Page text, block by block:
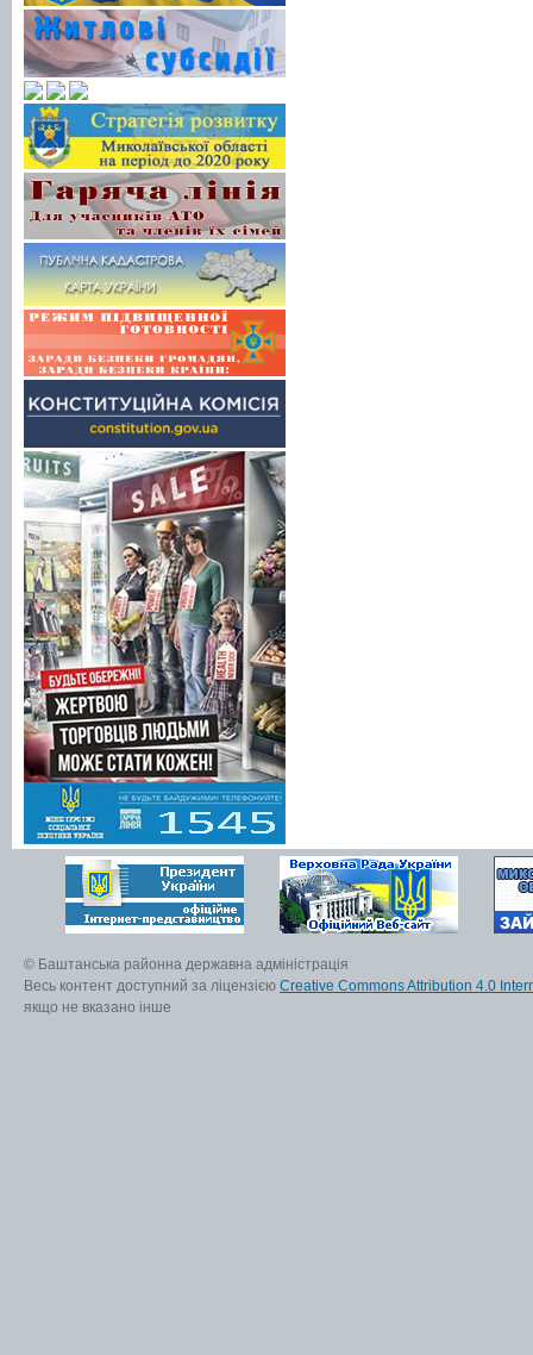
© Баштанська районна державна адміністрація
Весь контент доступний за ліцензією Creative Commons Attribution 4.0
якщо не вказано інше